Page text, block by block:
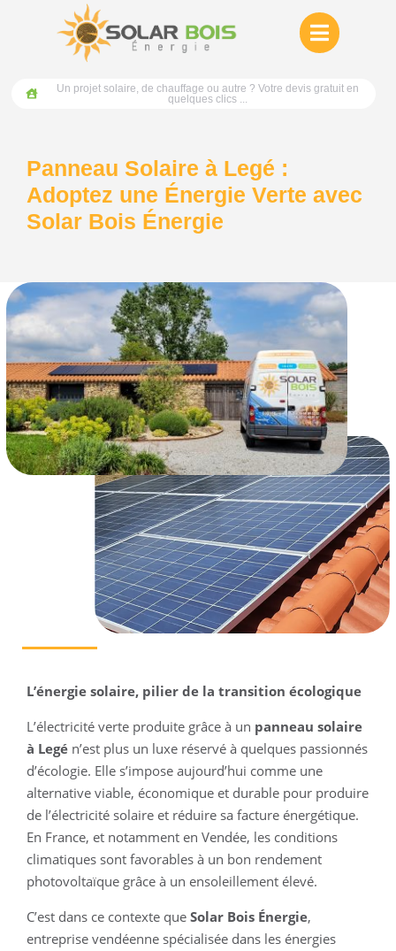
Un projet solaire, de chauffage ou autre ? Votre devis gratuit en
quelques clics ...
Panneau Solaire à Legé :
Adoptez une Énergie Verte avec
Solar Bois Énergie
L’énergie solaire, pilier de la transition écologique
L’électricité verte produite grâce à un panneau solaire
à Legé n’est plus un luxe réservé à quelques passionnés
d’écologie. Elle s’impose aujourd’hui comme une
alternative viable, économique et durable pour produire
de l’électricité solaire et réduire sa facture énergétique.
En France, et notamment en Vendée, les conditions
climatiques sont favorables à un bon rendement
photovoltaïque grâce à un ensoleillement élevé.
C’est dans ce contexte que Solar Bois Énergie,
entreprise vendéenne spécialisée dans les énergies